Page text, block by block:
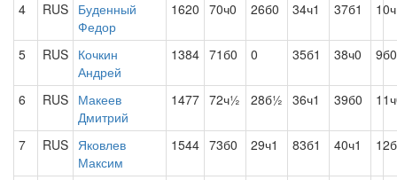
4 RUS Буденный
Федор
1620 70ч0 26б0 34ч1 37б1
5 RUS Кочкин
Андрей
1384 71б0 0 35б1 38ч0 9б0
6 RUS Макеев
Дмитрий
1477 72ч½ 28б½ 36ч1 39б0
7 RUS Яковлев
Максим
1544 73б0 29ч1 83б1 40ч1